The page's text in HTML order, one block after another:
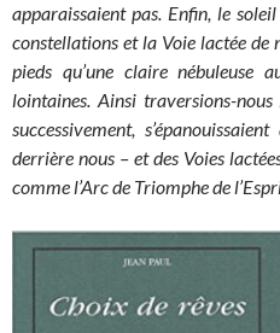
apparaissaient pas. Enfin, le
constellations et la Voie lactée de
pieds qu’une claire nébuleuse
lointaines. Ainsi traversions-
successivement,
derrière nous – et des Voies
comme l’Arc de Triomphe de